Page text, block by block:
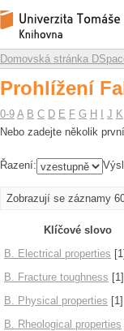
Prohlížení
Repozitář DSpace/
Domovská stránka
Prohlížení
0-9 A B C D E F G H J K
Nebo zadejte několik
Řazení:
Zobrazují se záznamy
Klíčové slovo
B. Electrical properties [1]
B. Fracture toughness [1]
B. Physical properties [1]
B. Rheological properties